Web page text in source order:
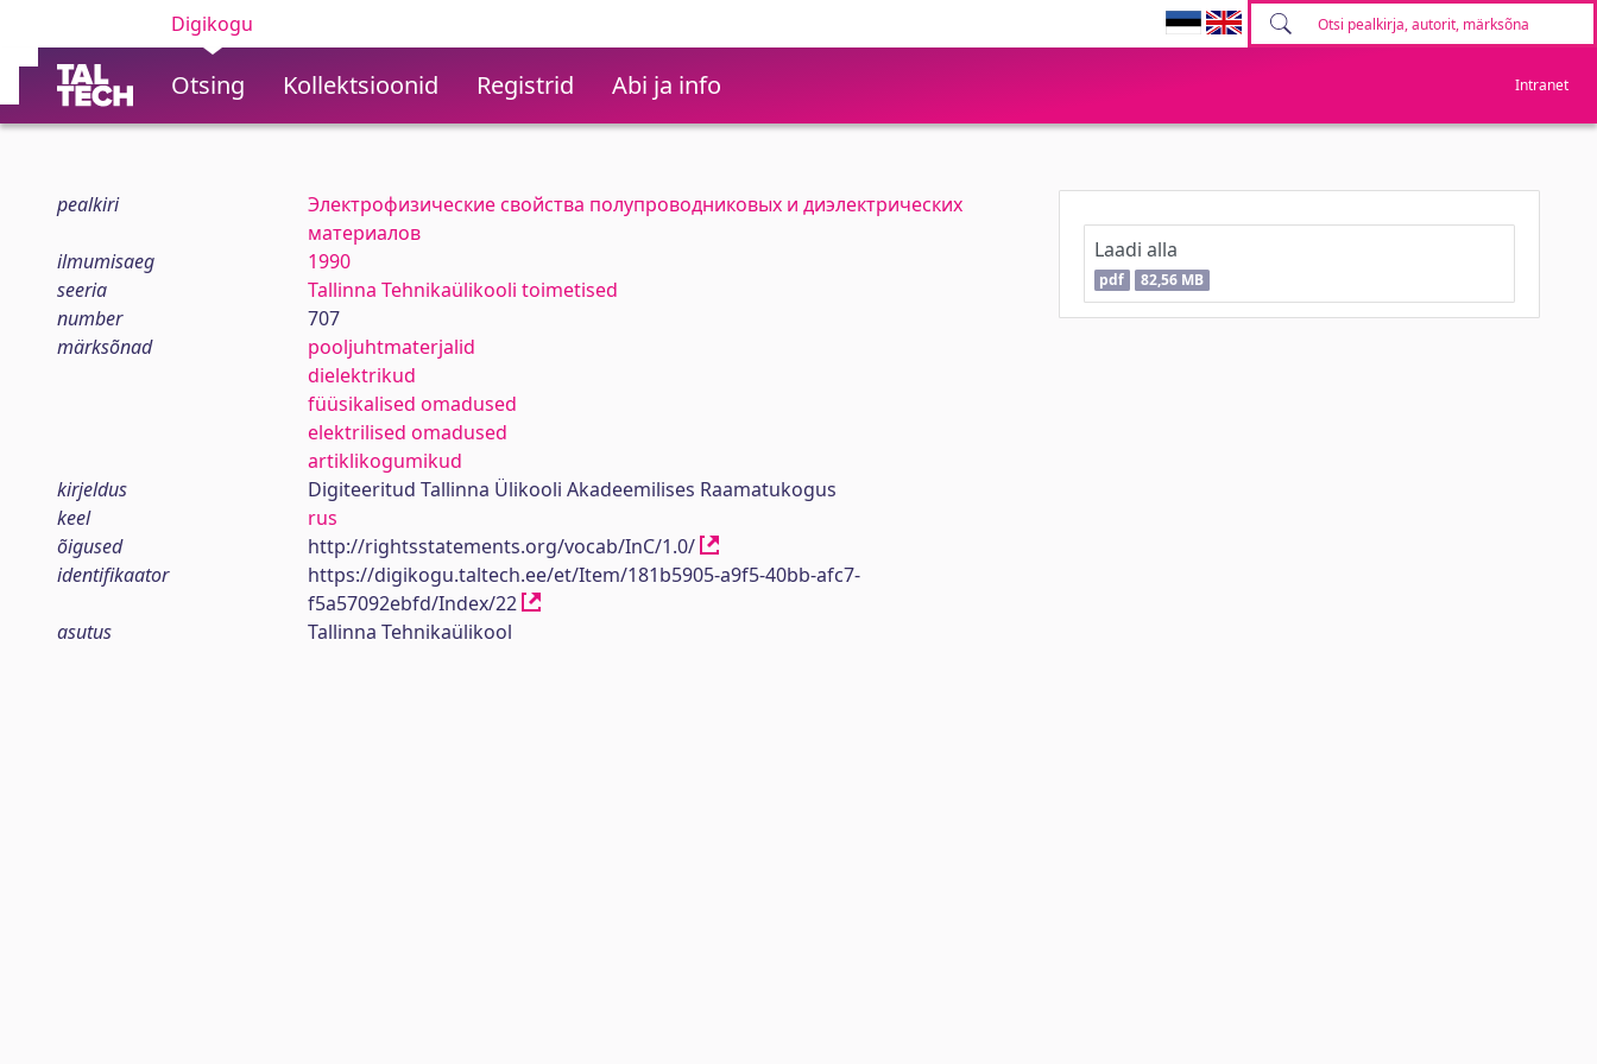
Digikogu
Otsing Kollektsioonid Registrid Abi ja info Intranet
pealkiri
Электрофизические свойства полупроводниковых и диэлектрических
материалов
ilmumisaeg
1990
seeria
Tallinna Tehnikaülikooli toimetised
number
707
märksõnad
pooljuhtmaterjalid
dielektrikud
füüsikalised omadused
elektrilised omadused
artiklikogumikud
kirjeldus
Digiteeritud Tallinna Ülikooli Akadeemilises Raamatukogus
keel
rus
õigused
http://rightsstatements.org/vocab/InC/1.0/
identifikaator
https://digikogu.taltech.ee/et/Item/181b5905-a9f5-40bb-afc7-
f5a57092ebfd/Index/22
asutus
Tallinna Tehnikaülikool
Laadi alla
pdf 82,56 MB